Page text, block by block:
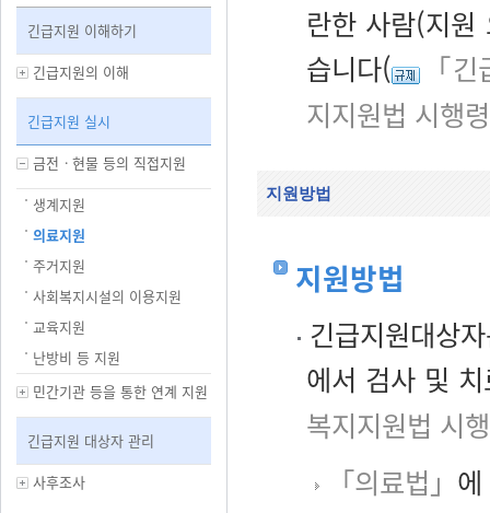
긴급지원 이해하기
긴급지원의 이해
긴급지원 실시
금전ㆍ현물 등의 직접지원
생계지원
의료지원
주거지원
사회복지시설의 이용지원
교육지원
난방비 등 지원
민간기관 등을 통한 연계 지원
긴급지원 대상자 관리
사후조사
란한 사람(지
습니다(
「
지지원법 시행
지원방법
지원방법
긴급지원대상
에서 검사 및
복지지원법 시
「의료법」